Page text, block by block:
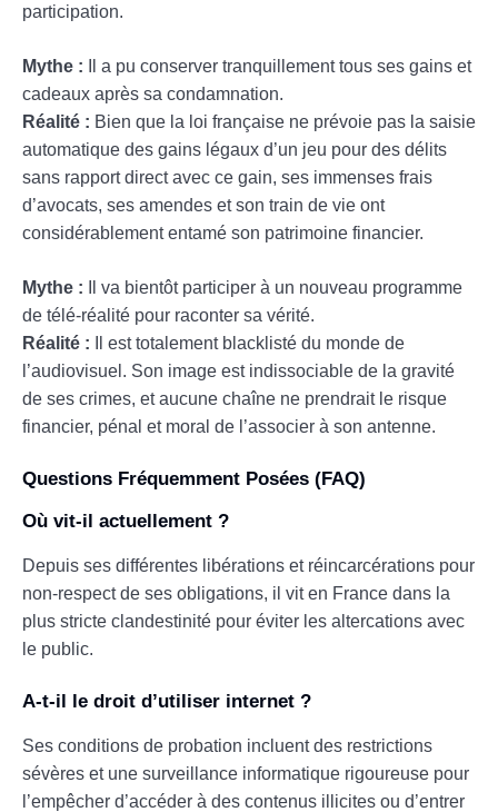
participation.
Mythe : Il a pu conserver tranquillement tous ses gains et
cadeaux après sa condamnation.
Réalité : Bien que la loi française ne prévoie pas la saisie
automatique des gains légaux d’un jeu pour des délits
sans rapport direct avec ce gain, ses immenses frais
d’avocats, ses amendes et son train de vie ont
considérablement entamé son patrimoine financier.
Mythe : Il va bientôt participer à un nouveau programme
de télé-réalité pour raconter sa vérité.
Réalité : Il est totalement blacklisté du monde de
l’audiovisuel. Son image est indissociable de la gravité
de ses crimes, et aucune chaîne ne prendrait le risque
financier, pénal et moral de l’associer à son antenne.
Questions Fréquemment Posées (FAQ)
Où vit-il actuellement ?
Depuis ses différentes libérations et réincarcérations pour
non-respect de ses obligations, il vit en France dans la
plus stricte clandestinité pour éviter les altercations avec
le public.
A-t-il le droit d’utiliser internet ?
Ses conditions de probation incluent des restrictions
sévères et une surveillance informatique rigoureuse pour
l’empêcher d’accéder à des contenus illicites ou d’entrer